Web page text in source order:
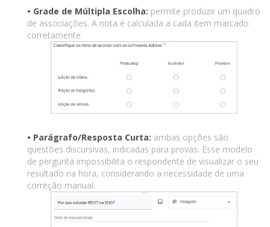
• Grade de Múltipla Escolha: permite produzir um quadro
de associações. A nota é calculada a cada item marcado
corretamente.
• Parágrafo/Resposta Curta: ambas opções são
questões discursivas, indicadas para provas. Esse modelo
de pergunta impossibilita o respondente de visualizar o seu
resultado na hora, considerando a necessidade de uma
correção manual.